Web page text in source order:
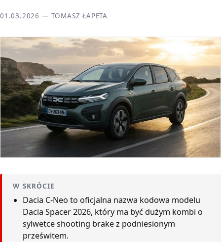
01.03.2026 — TOMASZ ŁAPETA
W SKRÓCIE
Dacia C-Neo to oficjalna nazwa kodowa modelu
Dacia Spacer 2026, który ma być dużym kombi o
sylwetce shooting brake z podniesionym
prześwitem.